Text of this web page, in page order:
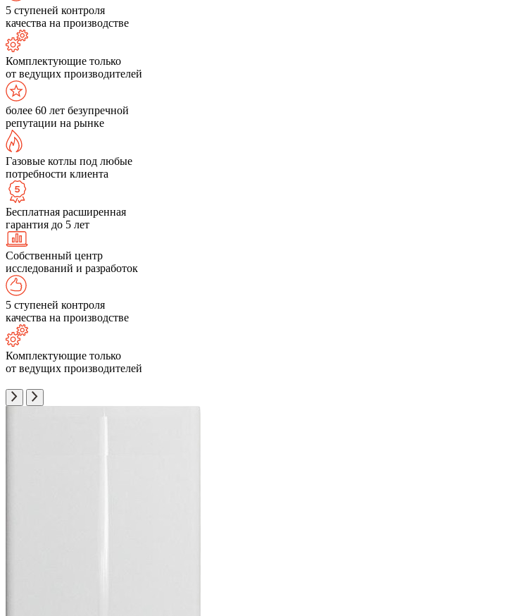
5 ступеней контроля
качества на производстве
Комплектующие только
от ведущих производителей
более 60 лет безупречной
репутации на рынке
Газовые котлы под любые
потребности клиента
Бесплатная расширенная
гарантия до 5 лет
Собственный центр
исследований и разработок
5 ступеней контроля
качества на производстве
Комплектующие только
от ведущих производителей